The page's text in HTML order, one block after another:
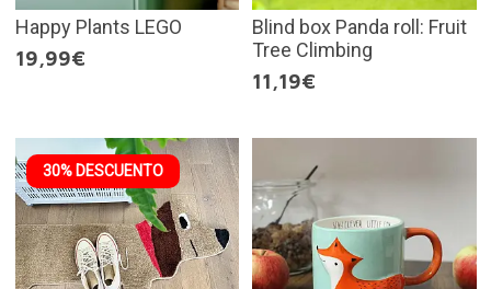
Happy Plants LEGO
19,99€
Blind box Panda roll: Fruit
Tree Climbing
11,19€
30% DESCUENTO